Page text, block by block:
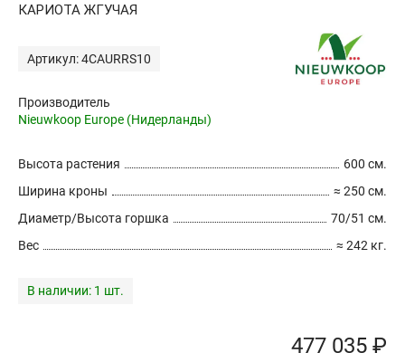
КАРИОТА ЖГУЧАЯ
Артикул: 4CAURRS10
Производитель
Nieuwkoop Europe (Нидерланды)
600 см.
Высота растения
≈ 250 см.
Ширина кроны
70/51 см.
Диаметр/Высота горшка
≈ 242 кг.
Вес
В наличии: 1 шт.
477 035 ₽